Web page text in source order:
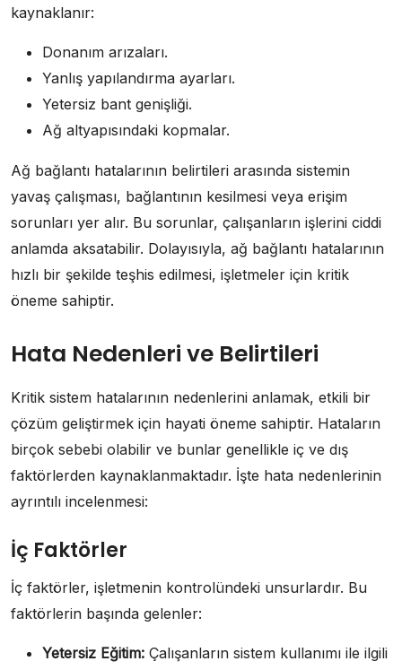
kaynaklanır:
Donanım arızaları.
Yanlış yapılandırma ayarları.
Yetersiz bant genişliği.
Ağ altyapısındaki kopmalar.
Ağ bağlantı hatalarının belirtileri arasında sistemin
yavaş çalışması, bağlantının kesilmesi veya erişim
sorunları yer alır. Bu sorunlar, çalışanların işlerini ciddi
anlamda aksatabilir. Dolayısıyla, ağ bağlantı hatalarının
hızlı bir şekilde teşhis edilmesi, işletmeler için kritik
öneme sahiptir.
Hata Nedenleri ve Belirtileri
Kritik sistem hatalarının nedenlerini anlamak, etkili bir
çözüm geliştirmek için hayati öneme sahiptir. Hataların
birçok sebebi olabilir ve bunlar genellikle iç ve dış
faktörlerden kaynaklanmaktadır. İşte hata nedenlerinin
ayrıntılı incelenmesi:
İç Faktörler
İç faktörler, işletmenin kontrolündeki unsurlardır. Bu
faktörlerin başında gelenler:
Yetersiz Eğitim: Çalışanların sistem kullanımı ile ilgili